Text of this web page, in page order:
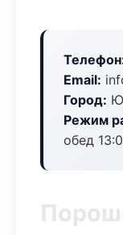
Email:
Город:
Режим
обед